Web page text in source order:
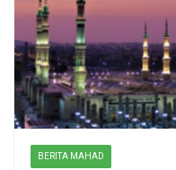
BERITA MAHAD